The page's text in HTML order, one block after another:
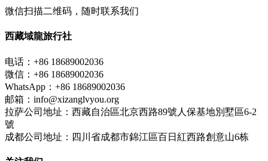
微信扫描二维码，随时联系我们
西藏域龍旅行社
电话：+86 18689002036
微信：+86 18689002036
WhatsApp：+86 18689002036
邮箱：info@xizanglvyou.org
拉萨公司地址：西藏自治區北京西路89號人保基地別墅區6-2
號
成都公司地址：四川省成都市錦江區百日紅西路創意山6栋